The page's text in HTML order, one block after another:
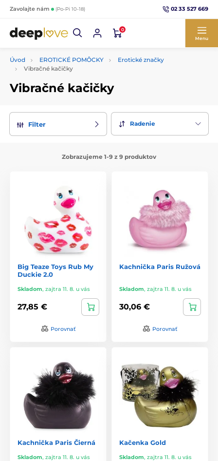
Zavolajte nám (Po-Pi 10-18) 02 33 527 669
0
Menu
Úvod EROTICKÉ POMÔCKY
Erotické značky
Vibračné kačičky
Vibračné kačičky
Filter Radenie
Zobrazujeme 1-9 z 9 produktov
Big Teaze Toys Rub My
Duckie 2.0
Skladom, zajtra 11. 8. u vás
27,85 €
Porovnať
Kachnička Paris Ružová
Skladom, zajtra 11. 8. u vás
30,06 €
Porovnať
Kachnička Paris Čierná
Skladom, zajtra 11. 8. u vás
Kačenka Gold
Skladom, zajtra 11. 8. u vás